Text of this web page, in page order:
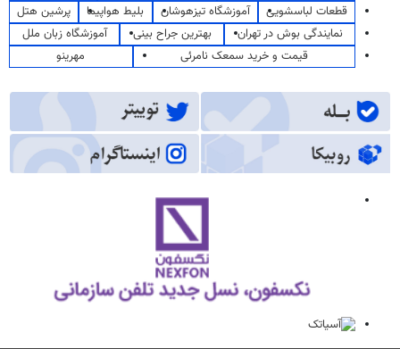
قطعات لباسشویی
آموزشگاه تیزهوشان بلیط هواپیما
پرشین هتل
نمایندگی بوش در تهران
بهترین جراح بینی
آموزشگاه زبان ملل
قیمت و خرید سمعک نامرئی
مهرینو